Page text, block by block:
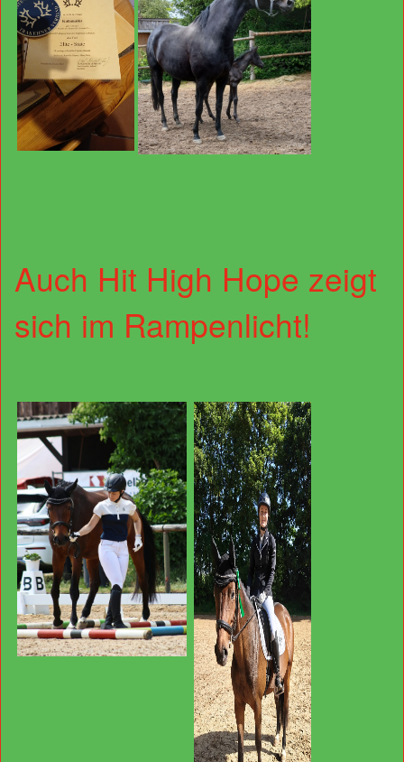
Auch Hit High Hope zeigt
sich im Rampenlicht!